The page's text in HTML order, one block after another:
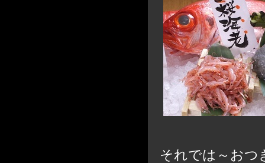
それでは～おつ